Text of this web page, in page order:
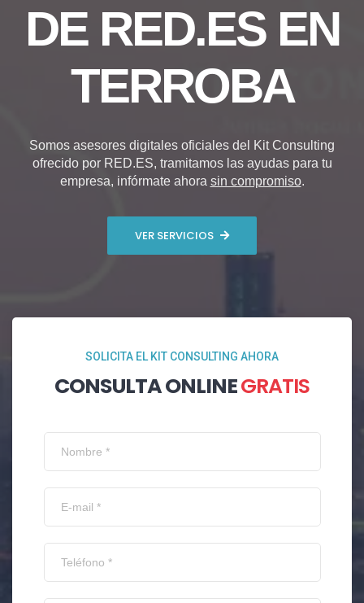
DE RED.ES EN
TERROBA
Somos asesores digitales oficiales del Kit Consulting
ofrecido por RED.ES, tramitamos las ayudas para tu
empresa, infórmate ahora sin compromiso.
VER SERVICIOS
SOLICITA EL KIT CONSULTING AHORA
CONSULTA ONLINEGRATIS